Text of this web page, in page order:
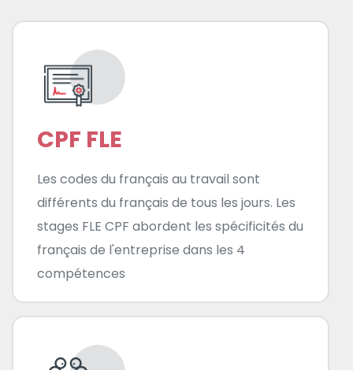
CPF FLE
Les codes du français au travail sont
différents du français de tous les jours. Les
stages FLE CPF abordent les spécificités du
français de l'entreprise dans les 4
compétences